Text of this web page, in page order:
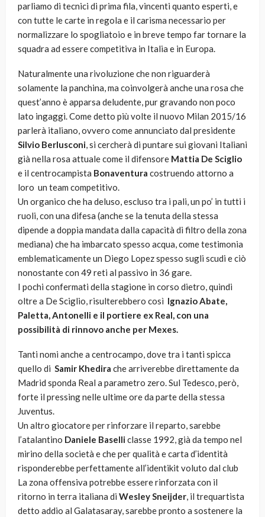
parliamo di tecnici di prima fila, vincenti quanto esperti, e
con tutte le carte in regola e il carisma necessario per
normalizzare lo spogliatoio e in breve tempo far tornare la
squadra ad essere competitiva in Italia e in Europa.
Naturalmente una rivoluzione che non riguarderà
solamente la panchina, ma coinvolgerà anche una rosa che
quest’anno è apparsa deludente, pur gravando non poco
lato ingaggi. Come detto più volte il nuovo Milan 2015/16
parlerà italiano, ovvero come annunciato dal presidente
Silvio Berlusconi, si cercherà di puntare sui giovani Italiani
già nella rosa attuale come il difensore Mattia De Sciglio
e il centrocampista Bonaventura costruendo attorno a
loro un team competitivo.
Un organico che ha deluso, escluso tra i pali, un po’ in tutti i
ruoli, con una difesa (anche se la tenuta della stessa
dipende a doppia mandata dalla capacità di filtro della zona
mediana) che ha imbarcato spesso acqua, come testimonia
emblematicamente un Diego Lopez spesso sugli scudi e ciò
nonostante con 49 reti al passivo in 36 gare.
I pochi confermati della stagione in corso dietro, quindi
oltre a De Sciglio, risulterebbero così Ignazio Abate,
Paletta, Antonelli e il portiere ex Real, con una
possibilità di rinnovo anche per Mexes.
Tanti nomi anche a centrocampo, dove tra i tanti spicca
quello di Samir Khedira che arriverebbe direttamente da
Madrid sponda Real a parametro zero. Sul Tedesco, però,
forte il pressing nelle ultime ore da parte della stessa
Juventus.
Un altro giocatore per rinforzare il reparto, sarebbe
l’atalantino Daniele Baselliclasse 1992, già da tempo nel
mirino della società e che per qualità e carta d’identità
risponderebbe perfettamente all’identikit voluto dal club
La zona offensiva potrebbe essere rinforzata con il
ritorno in terra italiana di Wesley Sneijder, il trequartista
detto addio al Galatasaray, sarebbe pronto a sostenere la